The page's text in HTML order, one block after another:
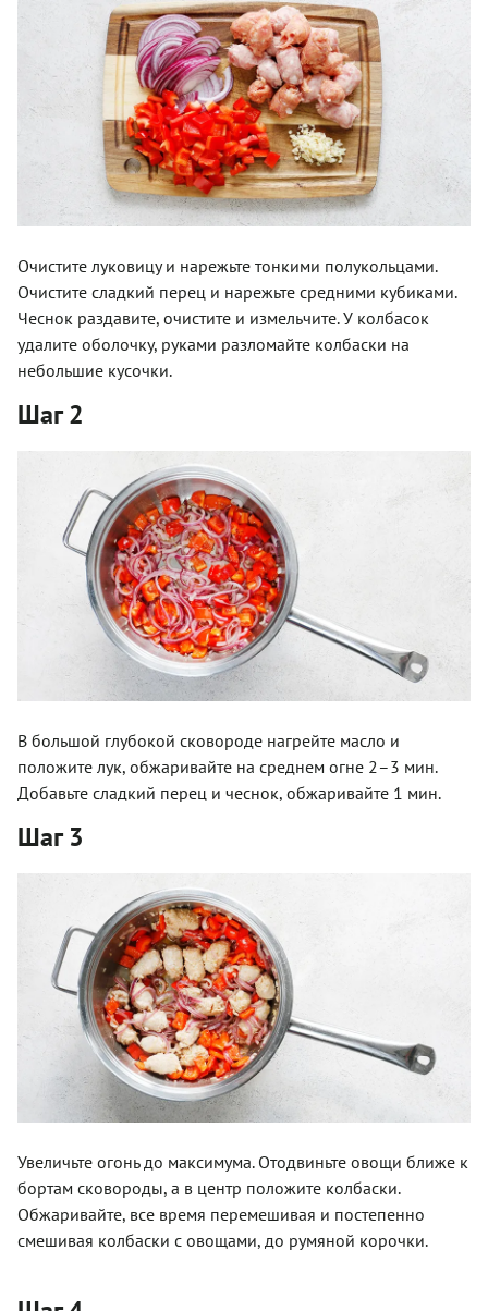
Очистите луковицу и нарежьте тонкими полукольцами.
Очистите сладкий перец и нарежьте средними кубиками.
Чеснок раздавите, очистите и измельчите. У колбасок
удалите оболочку, руками разломайте колбаски на
небольшие кусочки.
Шаг 2
В большой глубокой сковороде нагрейте масло и
положите лук, обжаривайте на среднем огне 2–3 мин.
Добавьте сладкий перец и чеснок, обжаривайте 1 мин.
Шаг 3
Увеличьте огонь до максимума. Отодвиньте овощи ближе к
бортам сковороды, а в центр положите колбаски.
Обжаривайте, все время перемешивая и постепенно
смешивая колбаски с овощами, до румяной корочки.